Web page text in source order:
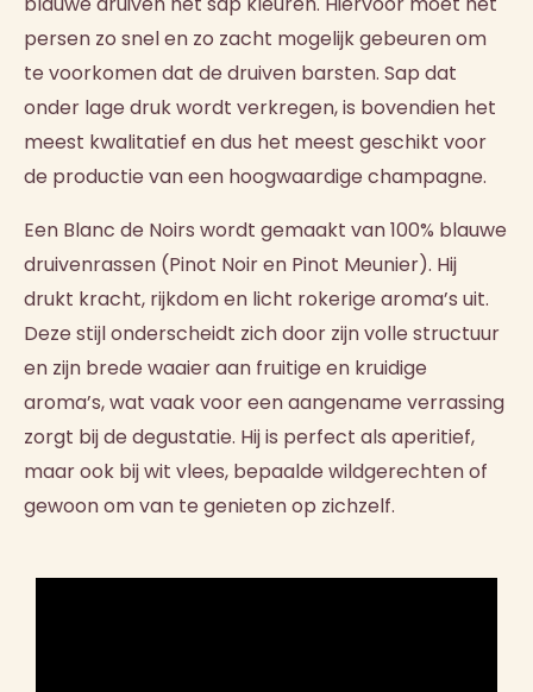
persen zo snel en zo zacht mogelijk gebeuren om
te voorkomen dat de druiven barsten. Sap dat
onder lage druk wordt verkregen, is bovendien het
meest kwalitatief en dus het meest geschikt voor
de productie van een hoogwaardige champagne.
Een Blanc de Noirs wordt gemaakt van 100% blauwe
druivenrassen (Pinot Noir en Pinot Meunier). Hij
drukt kracht, rijkdom en licht rokerige aroma’s uit.
Deze stijl onderscheidt zich door zijn volle structuur
en zijn brede waaier aan fruitige en kruidige
aroma’s, wat vaak voor een aangename verrassing
zorgt bij de degustatie. Hij is perfect als aperitief,
maar ook bij wit vlees, bepaalde wildgerechten of
gewoon om van te genieten op zichzelf.